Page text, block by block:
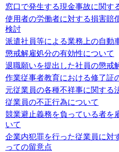
窓口で発生する現金事故に関す
使用者の労働者に対する損害賠
検討
派遣社員等による業務上の自動
懲戒解雇処分の有効性について
退職願いを提出した社員の懲戒
作業従事者教育における修了証
元従業員の各種不祥事に関する
従業員の不正行為について
競業避止義務を負っている者を
いて
企業内犯罪を行った従業員に対
っての留意点